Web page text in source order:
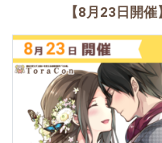
【8月23日開